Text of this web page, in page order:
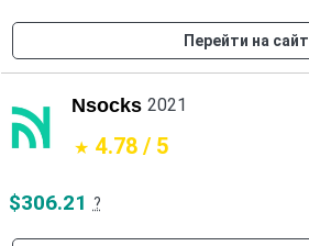
Перейти на сайт
Nsocks 2021
4.78 / 5
$306.21 ?